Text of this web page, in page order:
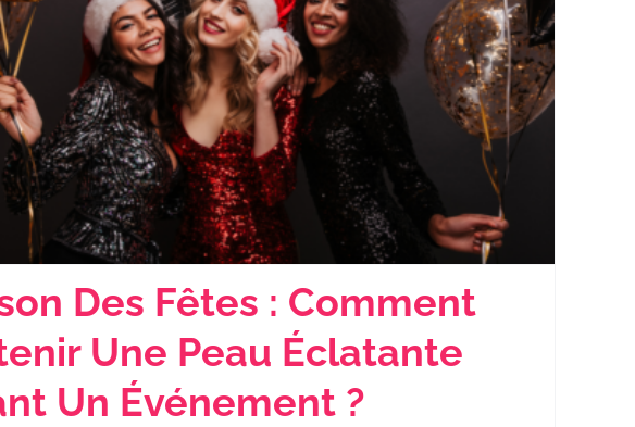
Des Fêtes : Comment
Une Peau Éclatante
Un Événement ?